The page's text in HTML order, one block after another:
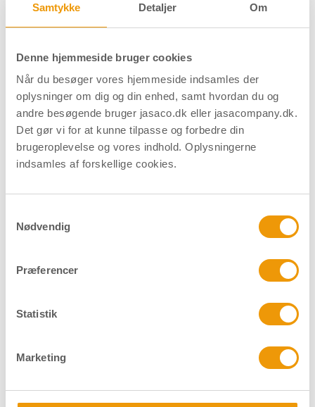
Samtykke Detaljer Om
Denne hjemmeside bruger cookies
Når du besøger vores hjemmeside indsamles der
oplysninger om dig og din enhed, samt hvordan du og
andre besøgende bruger jasaco.dk eller jasacompany.dk.
Det gør vi for at kunne tilpasse og forbedre din
brugeroplevelse og vores indhold. Oplysningerne
indsamles af forskellige cookies.
Nødvendig
Præferencer
Statistik
Marketing
Overstift (kode: 4) - 4 mm -
Mat
Overstift nummer 4. Højden er 4 mm.
Overflade
Download datablad Find forhandler